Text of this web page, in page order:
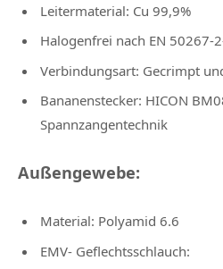
Leitermaterial: Cu 99,9%
Halogenfrei nach EN 50267-
Verbindungsart: Gecrimpt
Bananenstecker: HICON
Spannzangentechnik
Außengewebe:
Material: Polyamid 6.6
EMV- Geflechtsschlauch: